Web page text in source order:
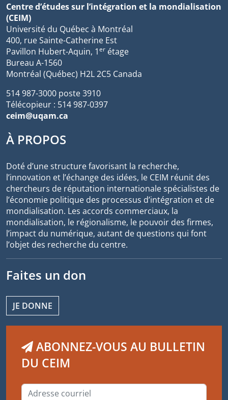
Centre d’études sur l’intégration et la mondialisation
(CEIM)
Université du Québec à Montréal
400, rue Sainte-Catherine Est
Pavillon Hubert-Aquin, 1er étage
Bureau A-1560
Montréal (Québec) H2L 2C5 Canada
514 987-3000 poste 3910
Télécopieur : 514 987-0397
ceim@uqam.ca
À PROPOS
Doté d’une structure favorisant la recherche,
l’innovation et l’échange des idées, le CEIM réunit des
chercheurs de réputation internationale spécialistes de
l’économie politique des processus d’intégration et de
mondialisation. Les accords commerciaux, la
mondialisation, le régionalisme, le pouvoir des firmes,
l’impact du numérique, autant de questions qui font
l’objet des recherche du centre.
Faites un don
JE DONNE
ABONNEZ-VOUS AU BULLETIN
DU CEIM